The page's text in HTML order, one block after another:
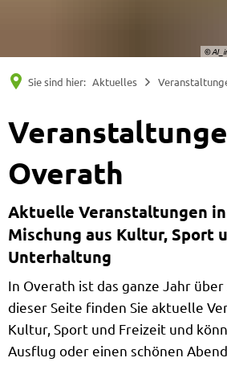
©
Sie sind hier: Aktuelles
Overath
Aktuelle Veranstaltungen
Mischung aus Kultur, Sport
Unterhaltung
In Overath ist das ganze Jahr
dieser Seite finden Sie aktuelle
Kultur, Sport und Freizeit und
Ausflug oder einen schönen